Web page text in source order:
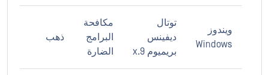
ويندوز
Windows
توتال
ديفينس
بريميوم 9.x
مكافحة
البرامج
الضارة
ذهب